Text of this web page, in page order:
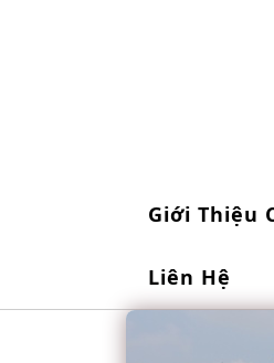
Giới Thiệu
Liên Hệ